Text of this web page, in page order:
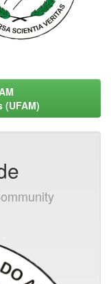
(UFAM)